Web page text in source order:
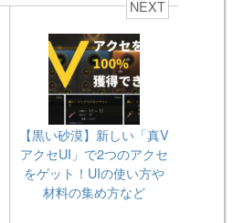
NEXT
【黒い砂漠】新しい「真V
アクセUI」で2つのアクセ
をゲット！UIの使い方や
材料の集め方など